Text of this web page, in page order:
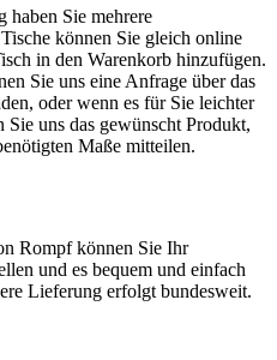
haben Sie mehrere
können Sie gleich online
in den Warenkorb hinzufügen.
Sie uns eine Anfrage über das
oder wenn es für Sie leichter
Sie uns das gewünscht Produkt,
Maße mitteilen.
Rompf können Sie Ihr
und es bequem und einfach
Lieferung erfolgt bundesweit.